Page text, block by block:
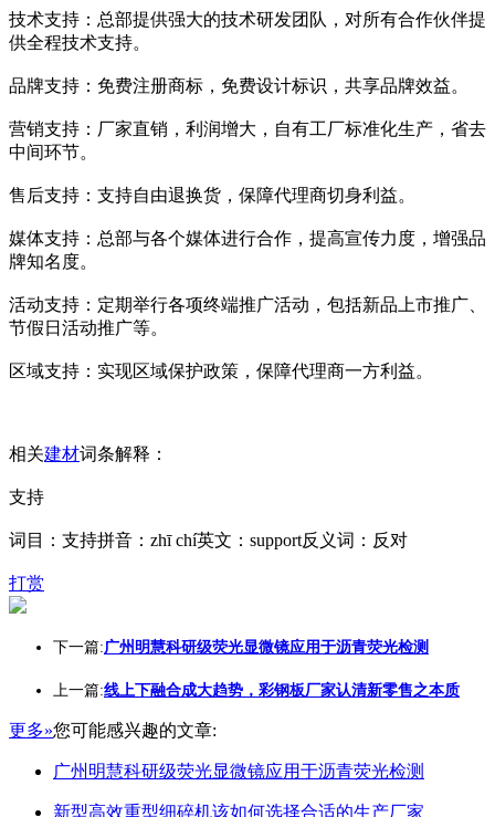
技术支持：总部提供强大的技术研发团队，对所有合作伙伴提
供全程技术支持。
品牌支持：免费注册商标，免费设计标识，共享品牌效益。
营销支持：厂家直销，利润增大，自有工厂标准化生产，省去
中间环节。
售后支持：支持自由退换货，保障代理商切身利益。
媒体支持：总部与各个媒体进行合作，提高宣传力度，增强品
牌知名度。
活动支持：定期举行各项终端推广活动，包括新品上市推广、
节假日活动推广等。
区域支持：实现区域保护政策，保障代理商一方利益。
相关建材词条解释：
支持
词目：支持拼音：zhī chí英文：support反义词：反对
打赏
下一篇:广州明慧科研级荧光显微镜应用于沥青荧光检测
上一篇:线上下融合成大趋势，彩钢板厂家认清新零售之本质
更多»您可能感兴趣的文章:
广州明慧科研级荧光显微镜应用于沥青荧光检测
新型高效重型细碎机该如何选择合适的生产厂家